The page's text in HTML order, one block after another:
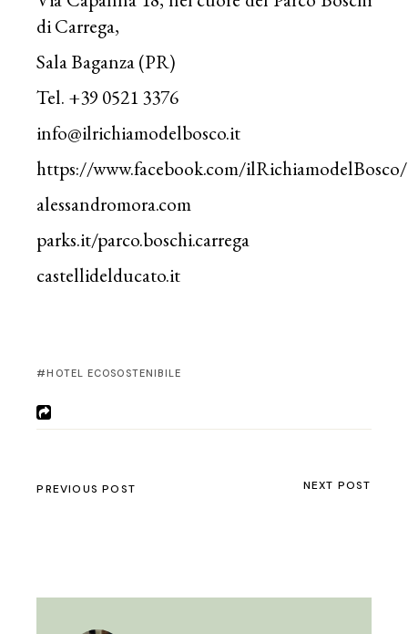
di Carrega,
Sala Baganza (PR)
Tel. +39 0521 3376
info@ilrichiamodelbosco.it
https://www.facebook.com/ilRichiamodelBosco/
alessandromora.com
parks.it/parco.boschi.carrega
castellidelducato.it
HOTEL ECOSOSTENIBILE
PREVIOUS POST NEXT POST